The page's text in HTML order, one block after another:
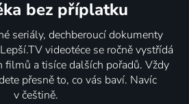
bez příplatku
seriály, dechberoucí dokumenty
videotéce se ročně vystřídá
filmů a tisíce dalších pořadů. Vždy
přesně to, co vás baví. Navíc
v češtině.